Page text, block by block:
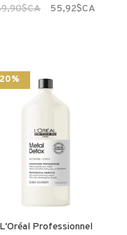
55,92$CA
L'Oréal Professionnel